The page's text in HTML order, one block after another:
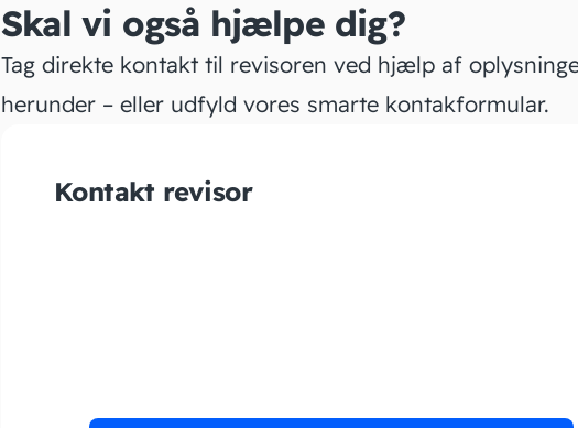
Skal vi også hjælpe dig?
Tag direkte kontakt til revisoren ved hjælp af
herunder – eller udfyld vores smarte kontakformular.
Kontakt revisor